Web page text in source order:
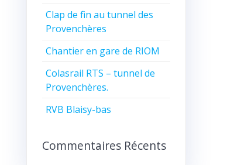
Clap de fin au tunnel des
Provenchères
Chantier en gare de RIOM
Colasrail RTS – tunnel de
Provenchères.
RVB Blaisy-bas
Commentaires Récents